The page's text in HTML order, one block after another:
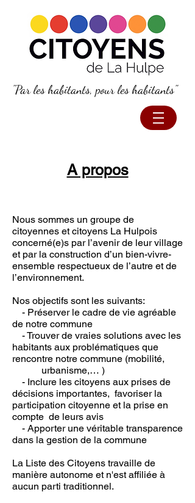
"Par les habitants, pour les habitants"
A propos
Nous sommes un groupe de
citoyennes et citoyens La Hulpois
concerné(e)s par l’avenir de leur village
et par la construction d’un bien-vivre-
ensemble respectueux de l’autre et de
l’environnement.
Nos objectifs sont les suivants:
- Préserver le cadre de vie agréable
de notre commune
- Trouver de vraies solutions avec les
habitants aux problématiques que
rencontre notre commune (mobilité,
urbanisme,… )
- Inclure les citoyens aux prises de
décisions importantes, favoriser la
participation citoyenne et la prise en
compte de leurs avis
- Apporter une véritable transparence
dans la gestion de la commune
La Liste des Citoyens travaille de
manière autonome et n'est affiliée à
aucun parti traditionnel.